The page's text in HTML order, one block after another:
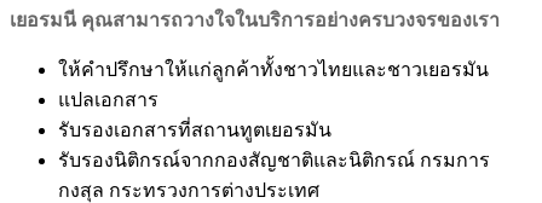
เยอรมนี คุณสามารถวางใจในบริการอย่างครบวงจรของเรา
ให้คำปรึกษาให้แก่ลูกค้าทั้งชาวไทยและชาวเยอรมัน
แปลเอกสาร
รับรองเอกสารที่สถานทูตเยอรมัน
รับรองนิติกรณ์จากกองสัญชาติและนิติกรณ์ กรมการ
กงสุล กระทรวงการต่างประเทศ